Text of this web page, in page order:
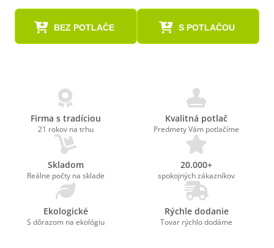
BEZ POTLAČE S POTLAČOU
Firma s tradíciou
21 rokov na trhu
Kvalitná potlač
Predmety Vám potlačíme
Skladom
Reálne počty na sklade
20.000+
spokojných zákazníkov
Ekologické
S dôrazom na ekológiu
Rýchle dodanie
Tovar rýchlo dodáme